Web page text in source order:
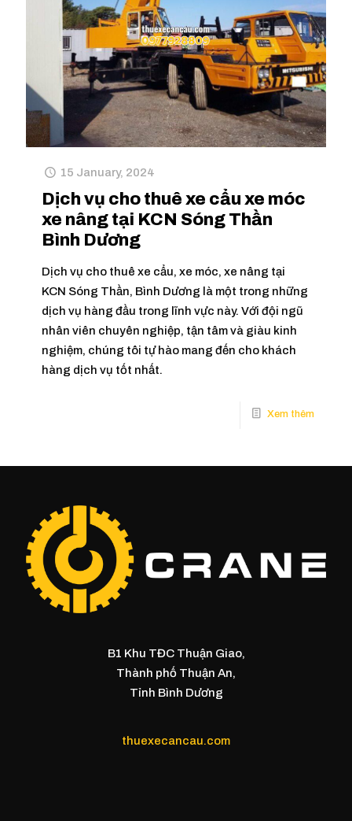
15 January, 2024
Dịch vụ cho thuê xe cẩu xe móc
xe nâng tại KCN Sóng Thần
Bình Dương
Dịch vụ cho thuê xe cẩu, xe móc, xe nâng tại
KCN Sóng Thần, Bình Dương là một trong những
dịch vụ hàng đầu trong lĩnh vực này. Với đội ngũ
nhân viên chuyên nghiệp, tận tâm và giàu kinh
nghiệm, chúng tôi tự hào mang đến cho khách
hàng dịch vụ tốt nhất.
B1 Khu TĐC Thuận Giao,
Thành phố Thuận An,
Tỉnh Bình Dương
thuexecancau.com